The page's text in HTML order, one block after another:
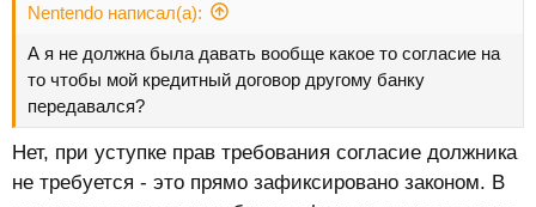
Nentendo написал(а):
А я не должна была давать вообще какое то согласие на
то чтобы мой кредитный договор другому банку
передавался?
Нет, при уступке прав требования согласие должника
не требуется - это прямо зафиксировано законом. В